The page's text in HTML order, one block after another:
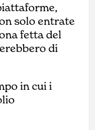
solo entrate
fetta del
di
in cui i